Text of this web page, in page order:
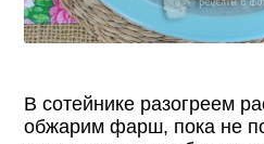
В сотейнике разогреем
обжарим фарш, пока не